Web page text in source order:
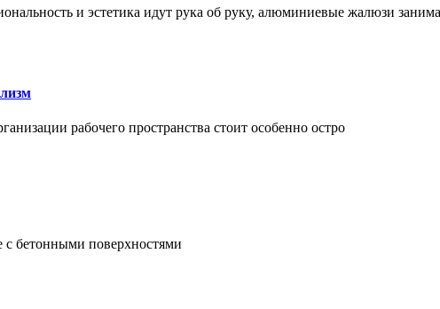
и эстетика идут рука об руку, алюминиевые жалюзи
рабочего пространства стоит особенно остро
бетонными поверхностями